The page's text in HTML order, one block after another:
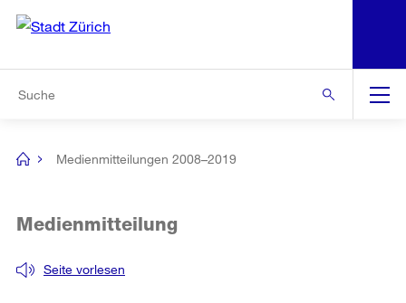
Navigation
[no
Medienmitteilungen 2008–2019
Seite vorlesen
Medienmitteilung